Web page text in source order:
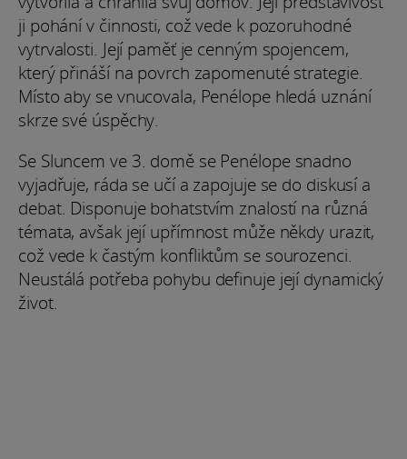
ji pohání v činnosti, což vede k pozoruhodné
vytrvalosti. Její paměť je cenným spojencem,
který přináší na povrch zapomenuté strategie.
Místo aby se vnucovala, Penélope hledá uznání
skrze své úspěchy.
Se Sluncem ve 3. domě se Penélope snadno
vyjadřuje, ráda se učí a zapojuje se do diskusí a
debat. Disponuje bohatstvím znalostí na různá
témata, avšak její upřímnost může někdy urazit,
což vede k častým konfliktům se sourozenci.
Neustálá potřeba pohybu definuje její dynamický
život.